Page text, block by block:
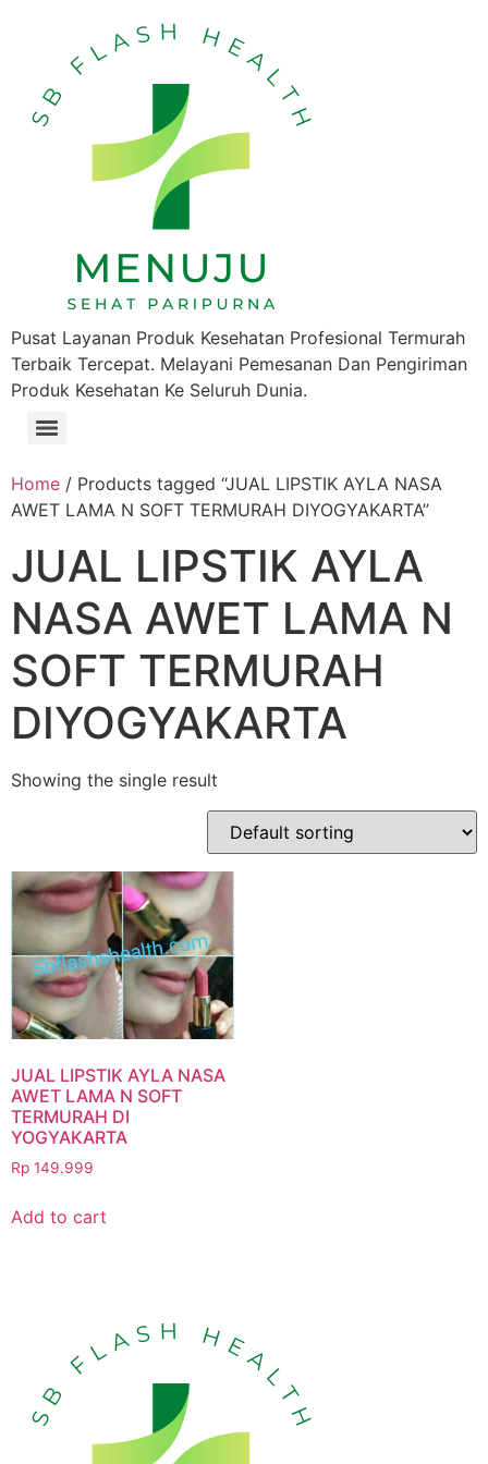
Pusat Layanan Produk Kesehatan Profesional Termurah
Terbaik Tercepat. Melayani Pemesanan Dan Pengiriman
Produk Kesehatan Ke Seluruh Dunia.
Home / Products tagged “JUAL LIPSTIK AYLA NASA
AWET LAMA N SOFT TERMURAH DIYOGYAKARTA”
JUAL LIPSTIK AYLA
NASA AWET LAMA N
SOFT TERMURAH
DIYOGYAKARTA
Showing the single result
JUAL LIPSTIK AYLA NASA
AWET LAMA N SOFT
TERMURAH DI
YOGYAKARTA
Rp 149.999
Add to cart